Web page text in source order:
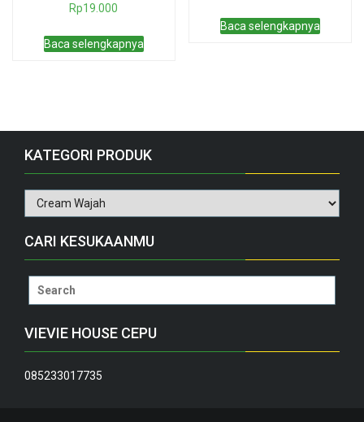
Rp19.000
Baca selengkapnya
Baca selengkapnya
KATEGORI PRODUK
CARI KESUKAANMU
Search
VIEVIE HOUSE CEPU
085233017735